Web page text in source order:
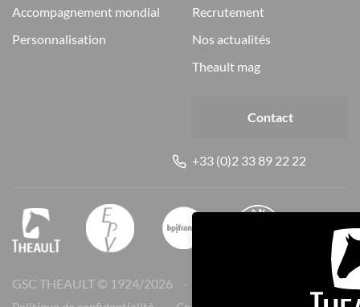
accompagnement mondial
personnalisation
recrutement
nos actualités
theault mag
Contact
+33 (0)2 33 89 22 22
GSC THEAULT © 1924/2026